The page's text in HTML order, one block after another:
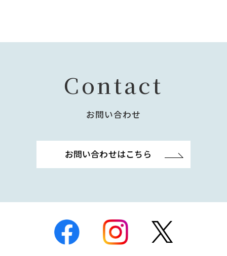
Contact
お問い合わせ
お問い合わせはこちら